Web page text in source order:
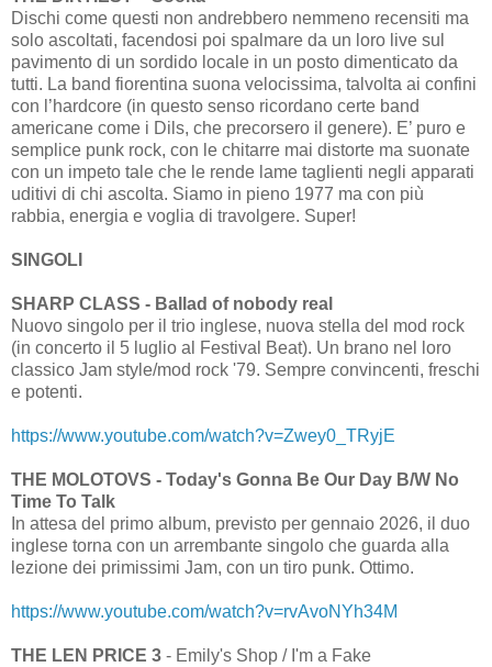
Dischi come questi non andrebbero nemmeno recensiti ma
solo ascoltati, facendosi poi spalmare da un loro live sul
pavimento di un sordido locale in un posto dimenticato da
tutti. La band fiorentina suona velocissima, talvolta ai confini
con l’hardcore (in questo senso ricordano certe band
americane come i Dils, che precorsero il genere). E’ puro e
semplice punk rock, con le chitarre mai distorte ma suonate
con un impeto tale che le rende lame taglienti negli apparati
uditivi di chi ascolta. Siamo in pieno 1977 ma con più
rabbia, energia e voglia di travolgere. Super!
SINGOLI
SHARP CLASS - Ballad of nobody real
Nuovo singolo per il trio inglese, nuova stella del mod rock
(in concerto il 5 luglio al Festival Beat). Un brano nel loro
classico Jam style/mod rock '79. Sempre convincenti, freschi
e potenti.
https://www.youtube.com/watch?v=Zwey0_TRyjE
THE MOLOTOVS - Today's Gonna Be Our Day B/W No
Time To Talk
In attesa del primo album, previsto per gennaio 2026, il duo
inglese torna con un arrembante singolo che guarda alla
lezione dei primissimi Jam, con un tiro punk. Ottimo.
https://www.youtube.com/watch?v=rvAvoNYh34M
THE LEN PRICE 3 - Emily's Shop / I'm a Fake